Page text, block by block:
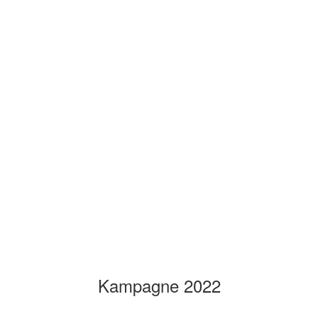
Kampagne 2022